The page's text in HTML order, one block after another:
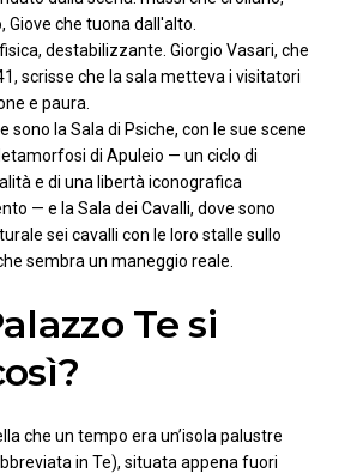
che tuona dall'alto.
destabilizzante. Giorgio Vasari, che
scrisse che la sala metteva i visitatori
e paura.
sono la Sala di Psiche, con le sue scene
di Apuleio — un ciclo di
e di una libertà iconografica
— e la Sala dei Cavalli, dove sono
sei cavalli con le loro stalle sullo
sembra un maneggio reale.
Te si
che un tempo era un’isola palustre
in Te), situata appena fuori